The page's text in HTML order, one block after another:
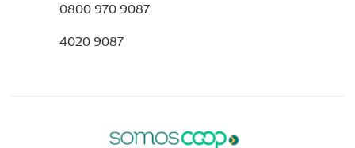
0800 970 9087
4020 9087